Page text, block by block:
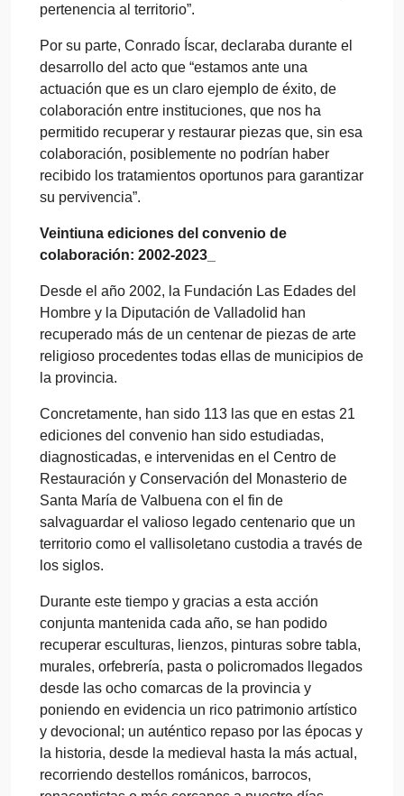
pertenencia al territorio”.
Por su parte, Conrado Íscar, declaraba durante el
desarrollo del acto que “estamos ante una
actuación que es un claro ejemplo de éxito, de
colaboración entre instituciones, que nos ha
permitido recuperar y restaurar piezas que, sin esa
colaboración, posiblemente no podrían haber
recibido los tratamientos oportunos para garantizar
su pervivencia”.
Veintiuna ediciones del convenio de
colaboración: 2002-2023_
Desde el año 2002, la Fundación Las Edades del
Hombre y la Diputación de Valladolid han
recuperado más de un centenar de piezas de arte
religioso procedentes todas ellas de municipios de
la provincia.
Concretamente, han sido 113 las que en estas 21
ediciones del convenio han sido estudiadas,
diagnosticadas, e intervenidas en el Centro de
Restauración y Conservación del Monasterio de
Santa María de Valbuena con el fin de
salvaguardar el valioso legado centenario que un
territorio como el vallisoletano custodia a través de
los siglos.
Durante este tiempo y gracias a esta acción
conjunta mantenida cada año, se han podido
recuperar esculturas, lienzos, pinturas sobre tabla,
murales, orfebrería, pasta o policromados llegados
desde las ocho comarcas de la provincia y
poniendo en evidencia un rico patrimonio artístico
y devocional; un auténtico repaso por las épocas y
la historia, desde la medieval hasta la más actual,
recorriendo destellos románicos, barrocos,